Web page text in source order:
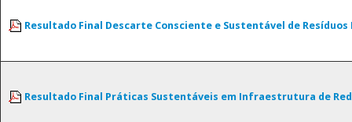
Resultado Final Descarte Consciente e Sustentável de
Resultado Final Práticas Sustentáveis em Infraestrutura de